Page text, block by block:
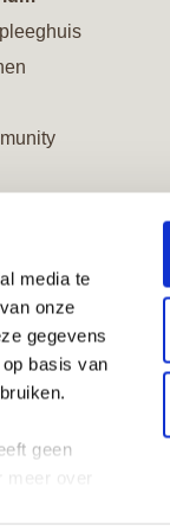
media te
onze
gegevens
basis van
geen
over
Vriend